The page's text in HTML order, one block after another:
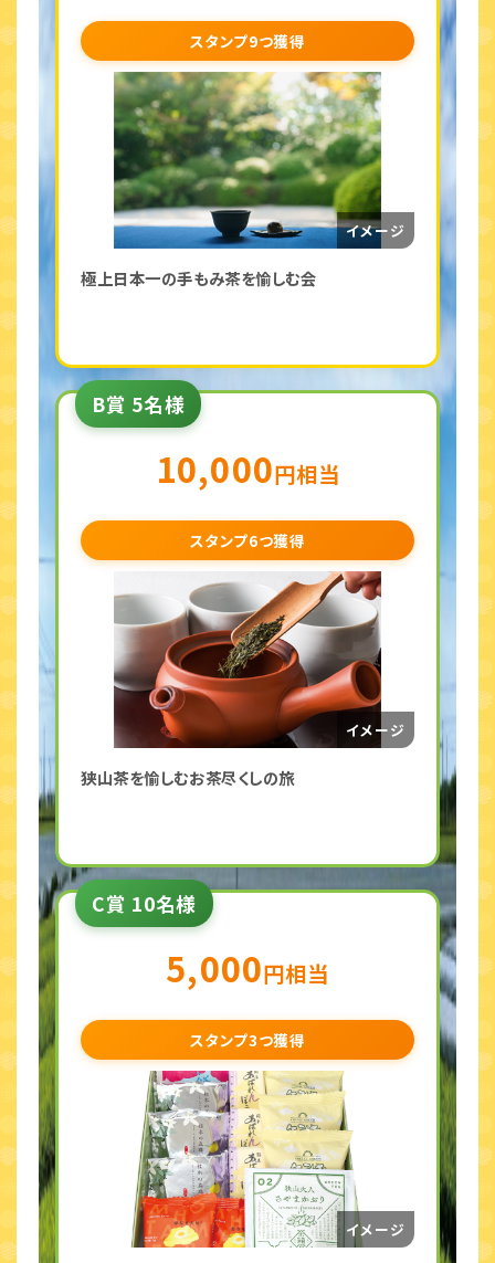
スタンプ9つ獲得
極上日本一の手もみ茶を愉しむ会
B賞 5名様
10,000円相当
スタンプ6つ獲得
狭山茶を愉しむお茶尽くしの旅
C賞 10名様
5,000円相当
スタンプ3つ獲得